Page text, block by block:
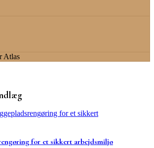
Atlas
for et sikkert arbejdsmiljø